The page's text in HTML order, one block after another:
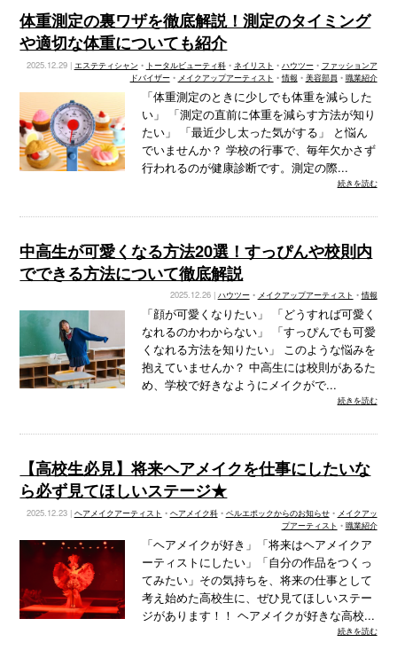
体重測定の裏ワザを徹底解説！測定のタイミング
や適切な体重についても紹介
2025.12.29 | エステティシャン • トータルビューティ科• ネイリスト • ハウツー• ファッションア
ドバイザー• メイクアップアーティスト •情報 • 美容部員 • 職業紹介
「体重測定のときに少しでも体重を減らした
い」 「測定の直前に体重を減らす方法が知り
たい」 「最近少し太った気がする」 と悩ん
でいませんか？ 学校の行事で、毎年欠かさず
行われるのが健康診断です。測定の際...
続きを読む
中高生が可愛くなる方法20選！すっぴんや校則内
でできる方法について徹底解説
2025.12.26 | ハウツー• メイクアップアーティスト •情報
「顔が可愛くなりたい」 「どうすれば可愛く
なれるのかわからない」 「すっぴんでも可愛
くなれる方法を知りたい」 このような悩みを
抱えていませんか？ 中高生には校則があるた
め、学校で好きなようにメイクがで...
続きを読む
【高校生必見】将来ヘアメイクを仕事にしたいな
ら必ず見てほしいステージ★
2025.12.23 | ヘアメイクアーティスト • ヘアメイク科• ベルエポックからのお知らせ• メイクアッ
プアーティスト • 職業紹介
「ヘアメイクが好き」「将来はヘアメイクア
ーティストにしたい」「自分の作品をつくっ
てみたい」その気持ちを、将来の仕事として
考え始めた高校生に、ぜひ見てほしいステー
ジがあります！！ ヘアメイクが好きな高校...
続きを読む